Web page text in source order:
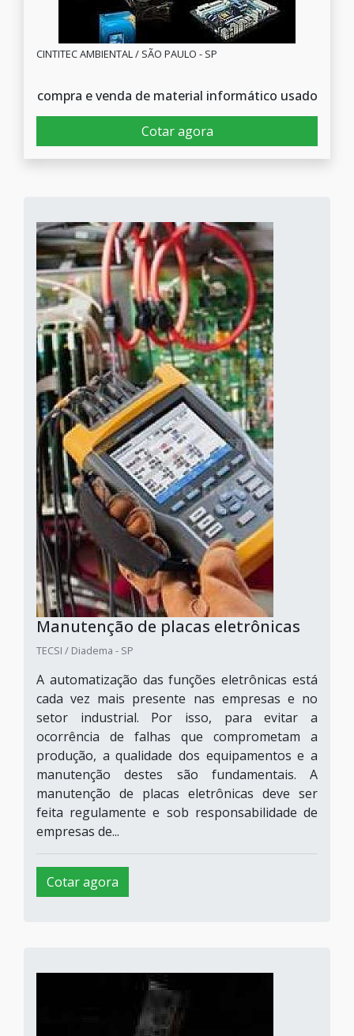
CINTITEC AMBIENTAL / SÃO PAULO - SP
compra e venda de material informático usado
Cotar agora
Manutenção de placas eletrônicas
TECSI / Diadema - SP
A automatização das funções eletrônicas está
cada vez mais presente nas empresas e no
setor industrial. Por isso, para evitar a
ocorrência de falhas que comprometam a
produção, a qualidade dos equipamentos e a
manutenção destes são fundamentais. A
manutenção de placas eletrônicas deve ser
feita regulamente e sob responsabilidade de
empresas de...
Cotar agora